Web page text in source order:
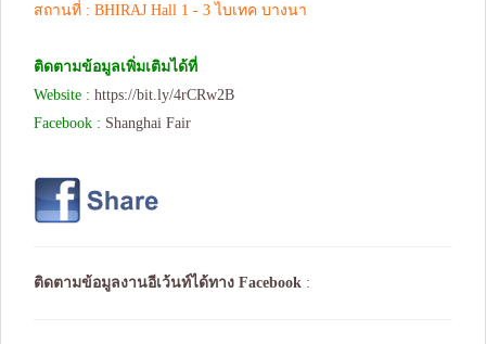
สถานที่ : BHIRAJ Hall 1 - 3 ไบเทค บางนา
ติดตามข้อมูลเพิ่มเติมได้ที่
Website : https://bit.ly/4rCRw2B
Facebook : Shanghai Fair
ติดตามข้อมูลงานอีเว้นท์ได้ทาง Facebook :